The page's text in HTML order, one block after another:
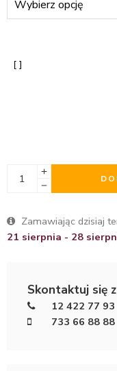
Zamawiając dzisiaj
21 sierpnia - 28
Skontaktuj się
12 422 77 93
733 66 88 88